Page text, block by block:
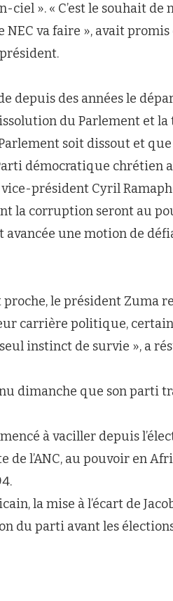
ciel ». « C’est le souhait
NEC va faire », avait
depuis des années le
du Parlement et la
soit dissout et
démocratique chrétien
vice-président Cyril
la corruption seront au
avancée une motion de
le président Zuma
carrière politique,
instinct de survie », a
dimanche que son parti
à vaciller depuis
de l’ANC, au pouvoir en
la mise à l’écart de
du parti avant les